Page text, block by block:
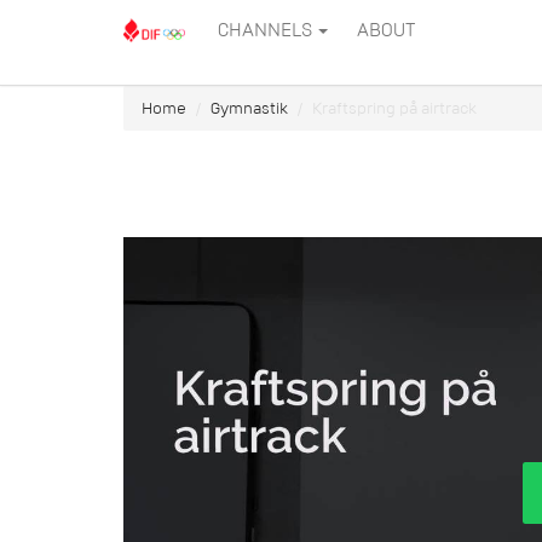
CHANNELS ABOUT
Home Gymnastik Kraftspring på airtrack